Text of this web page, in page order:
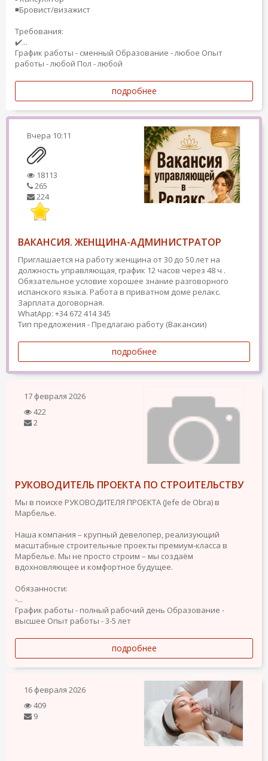
◾️Бровист/визажист
Требования:
✔️...
График работы - сменный Образование - любое Опыт
работы - любой Пол - любой
подробнее
Вчера 10:11
18113
265
224
ВАКАНСИЯ. ЖЕНЩИНА-АДМИНИСТРАТОР
Приглашается на работу женщина от 30 до 50 лет на
должность управляющая, график 12 часов через 48 ч .
Обязательное условие хорошее знание разговорного
испанского языка. Работа в приватном доме релакс.
Зарплата договорная.
WhatApp: +34 672 414 345
Тип предложения - Предлагаю работу (Вакансии)
подробнее
17 февраля 2026
422
2
РУКОВОДИТЕЛЬ ПРОЕКТА ПО СТРОИТЕЛЬСТВУ
Мы в поиске РУКОВОДИТЕЛЯ ПРОЕКТА (Jefe de Obra) в
Марбелье.
Наша компания – крупный девелопер, реализующий
масштабные строительные проекты премиум-класса в
Марбелье. Мы не просто строим – мы создаём
вдохновляющее и комфортное будущее.
Обязанности:
-...
График работы - полный рабочий день Образование -
высшее Опыт работы - 3-5 лет
подробнее
16 февраля 2026
409
9